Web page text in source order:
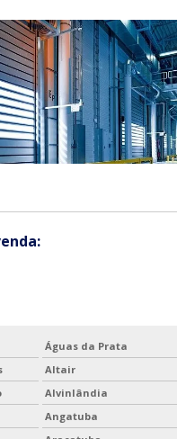
Águas da Prata
Altair
Alvinlândia
Angatuba